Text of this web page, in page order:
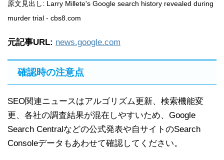
原文見出し: Larry Millete's Google search history revealed during
murder trial - cbs8.com
元記事URL: news.google.com
確認時の注意点
SEO関連ニュースはアルゴリズム更新、検索機能変
更、各社の調査結果が混在しやすいため、Google
Search Centralなどの公式発表や自サイトのSearch
Consoleデータもあわせて確認してください。